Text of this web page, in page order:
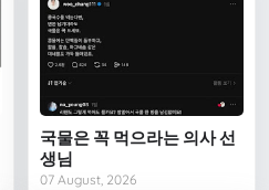
국물은 꼭 먹으라는 의사 선
생님
07 August, 2026